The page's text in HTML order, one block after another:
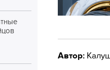
Автор: